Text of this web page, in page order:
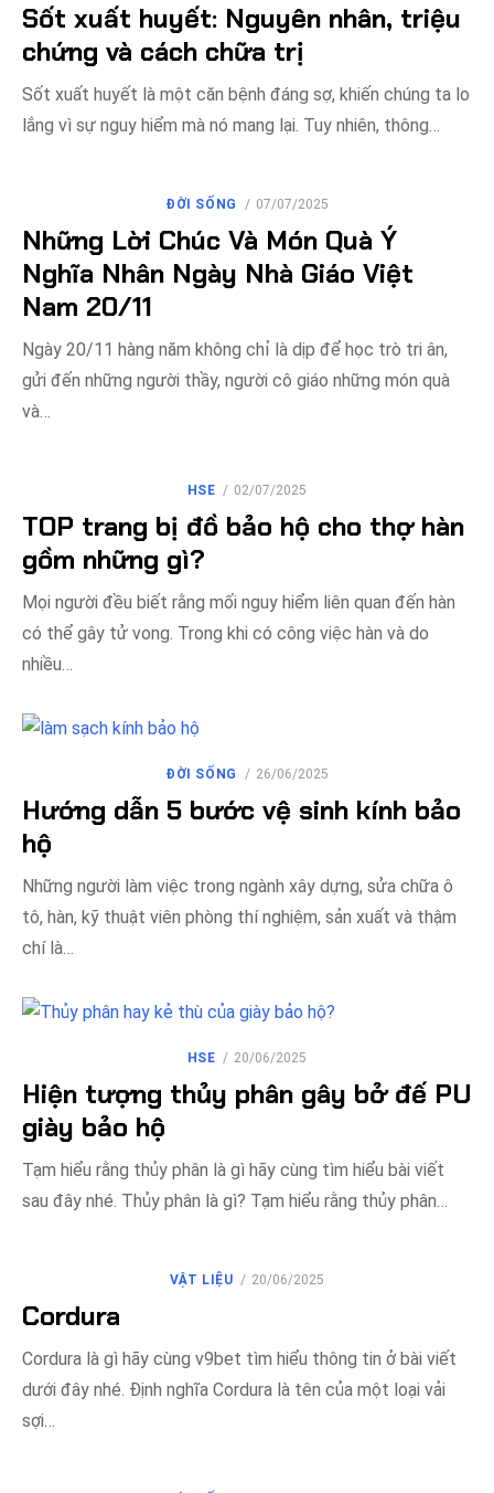
Sốt xuất huyết: Nguyên nhân, triệu
chứng và cách chữa trị
Sốt xuất huyết là một căn bệnh đáng sợ, khiến chúng ta lo
lắng vì sự nguy hiểm mà nó mang lại. Tuy nhiên, thông…
ĐỜI SỐNG
ĐĂNG
07/07/2025
Những Lời Chúc Và Món Quà Ý
Nghĩa Nhân Ngày Nhà Giáo Việt
Nam 20/11
Ngày 20/11 hàng năm không chỉ là dịp để học trò tri ân,
gửi đến những người thầy, người cô giáo những món quà
và…
HSE
ĐĂNG
02/07/2025
TOP trang bị đồ bảo hộ cho thợ hàn
gồm những gì?
Mọi người đều biết rằng mối nguy hiểm liên quan đến hàn
có thể gây tử vong. Trong khi có công việc hàn và do
nhiều…
ĐỜI SỐNG
ĐĂNG
26/06/2025
Hướng dẫn 5 bước vệ sinh kính bảo
hộ
Những người làm việc trong ngành xây dựng, sửa chữa ô
tô, hàn, kỹ thuật viên phòng thí nghiệm, sản xuất và thậm
chí là…
HSE
ĐĂNG
20/06/2025
Hiện tượng thủy phân gây bở đế PU
giày bảo hộ
Tạm hiểu rằng thủy phân là gì hãy cùng tìm hiểu bài viết
sau đây nhé. Thủy phân là gì? Tạm hiểu rằng thủy phân…
VẬT LIỆU
ĐĂNG
20/06/2025
Cordura
Cordura là gì hãy cùng v9bet tìm hiểu thông tin ở bài viết
dưới đây nhé. Định nghĩa Cordura là tên của một loại vải
sợi…